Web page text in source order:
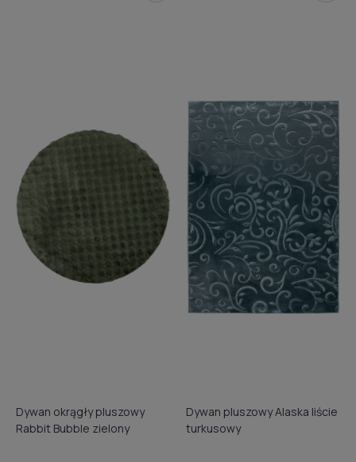
Dywan okrągły pluszowy
Rabbit Bubble zielony
Dywan pluszowy Alaska liście
turkusowy